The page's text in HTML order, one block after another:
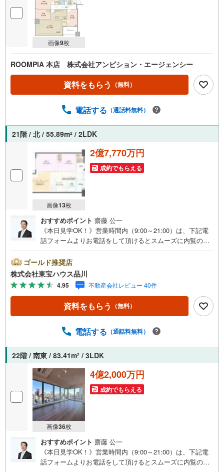
画像9枚
ROOMPIA 本店 株式会社アンビション・エージェンシー
資料をもらう （無料）
電話する （通話料無料）
21階 / 北 / 55.89m2 / 2LDK
画像13枚
2億7,770万円
成約でもらえる
おすすめポイント 齋藤 公一
《本日見学OK！》営業時間内（9:00～21:00）は、下記電
話フォームよりお電話をして頂けるとスムーズに内覧のご
hoo！ 不動産キャンペーン対象店舗】当店で物件を成約す
るとPayPayボーナスライトがもらえる「Yahoo！ 不動産
物件ご成約キャンペーン」の対象になります。「資料をも
らう」「見学予約をする」ボタンからお問い合わせくださ
い。※必ずYahoo！ JAPAN IDでログインしてください。※P
ayPayボーナスライトは出金と譲渡はできません。ご案
問い合わせも常時受け付けております！お気軽にお問い合
ゴールド推奨店
株式会社東宝ハウス品川
4.95 不動産会社レビュー 40件
資料をもらう （無料）
電話する （通話料無料）
22階 / 南東 / 83.41m2 / 3LDK
画像36枚
4億2,000万円
成約でもらえる
おすすめポイント 齋藤 公一
《本日見学OK！》営業時間内（9:00～21:00）は、下記電
話フォームよりお電話をして頂けるとスムーズに内覧のご